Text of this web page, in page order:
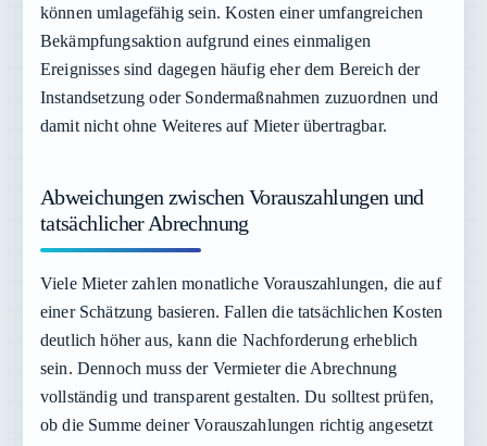
können umlagefähig sein. Kosten einer umfangreichen
Bekämpfungsaktion aufgrund eines einmaligen
Ereignisses sind dagegen häufig eher dem Bereich der
Instandsetzung oder Sondermaßnahmen zuzuordnen und
damit nicht ohne Weiteres auf Mieter übertragbar.
Abweichungen zwischen Vorauszahlungen und
tatsächlicher Abrechnung
Viele Mieter zahlen monatliche Vorauszahlungen, die auf
einer Schätzung basieren. Fallen die tatsächlichen Kosten
deutlich höher aus, kann die Nachforderung erheblich
sein. Dennoch muss der Vermieter die Abrechnung
vollständig und transparent gestalten. Du solltest prüfen,
ob die Summe deiner Vorauszahlungen richtig angesetzt